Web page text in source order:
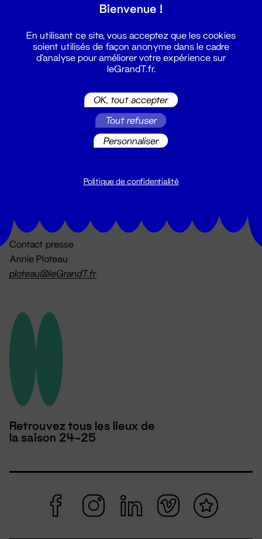
billetterie@leGrandT.fr
Du lundi au vendredi 14h → 18h
Contact presse
Annie Ploteau
ploteau@leGrandT.fr
Retrouvez tous les lieux de
la saison 24-25
Bienvenue !
En utilisant ce site, vous acceptez que les cookies
soient utilisés de façon anonyme dans le cadre
d'analyse pour améliorer votre expérience sur
leGrandT.fr.
OK, tout accepter
Tout refuser
Personnaliser
Politique de confidentialité